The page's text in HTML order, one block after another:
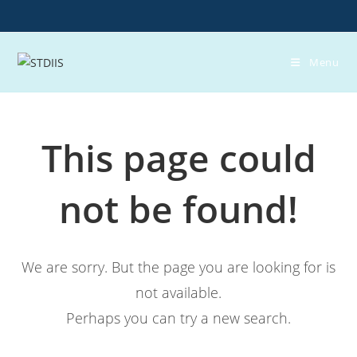
to
content
Menu
This page could
not be found!
We are sorry. But the page you are looking for is
not available.
Perhaps you can try a new search.